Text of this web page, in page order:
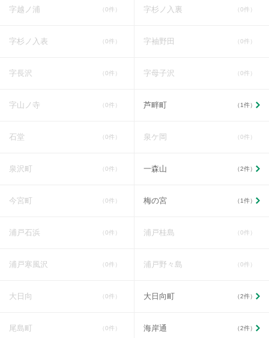
字越ノ浦 （0件） 字杉ノ入裏 （0件）
字杉ノ入表 （0件） 字袖野田 （0件）
字長沢 （0件） 字母子沢 （0件）
字山ノ寺 （0件） 芦畔町 （1件）
石堂 （0件） 泉ケ岡 （0件）
泉沢町 （0件） 一森山 （2件）
今宮町 （0件） 梅の宮 （1件）
浦戸石浜 （0件） 浦戸桂島 （0件）
浦戸寒風沢 （0件） 浦戸野々島 （0件）
大日向 （0件） 大日向町 （2件）
尾島町 （0件） 海岸通 （2件）